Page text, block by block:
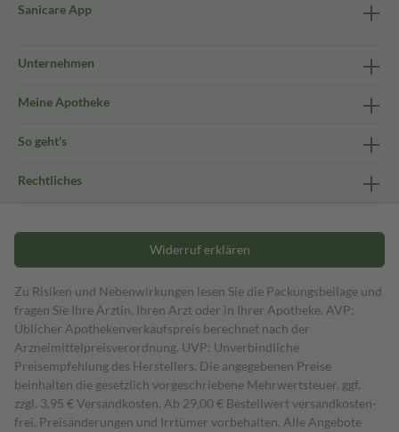
Sanicare App
Unternehmen
Meine Apotheke
So geht's
Rechtliches
Widerruf erklären
Zu Risiken und Nebenwirkungen lesen Sie die Packungsbeilage und
fragen Sie Ihre Ärztin, Ihren Arzt oder in Ihrer Apotheke. AVP:
Üblicher Apothekenverkaufspreis berechnet nach der
Arzneimittelpreisverordnung. UVP: Unverbindliche
Preisempfehlung des Herstellers. Die angegebenen Preise
beinhalten die gesetzlich vorgeschriebene Mehrwertsteuer, ggf.
zzgl. 3,95 € Versandkosten. Ab 29,00 € Bestell­wert versand­kosten­
frei. Preisänderungen und Irrtümer vorbehalten. Alle Angebote